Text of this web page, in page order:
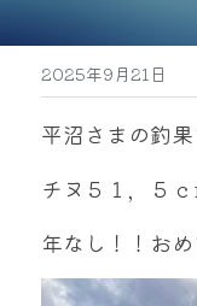
グッズ販売
駐車場
お問い合わせ
0597-
2025年9月21日
平沼さまの釣果
チヌ５１，５
年なし！！お